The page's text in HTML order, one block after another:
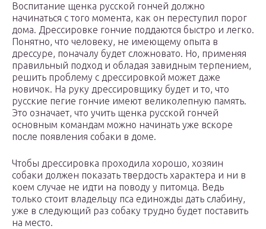
Воспитание щенка русской гончей должно
начинаться с того момента, как он переступил порог
дома. Дрессировке гончие поддаются быстро и легко.
Понятно, что человеку, не имеющему опыта в
дрессуре, поначалу будет сложновато. Но, применяя
правильный подход и обладая завидным терпением,
решить проблему с дрессировкой может даже
новичок. На руку дрессировщику будет и то, что
русские пегие гончие имеют великолепную память.
Это означает, что учить щенка русской гончей
основным командам можно начинать уже вскоре
после появления собаки в доме.
Чтобы дрессировка проходила хорошо, хозяин
собаки должен показать твердость характера и ни в
коем случае не идти на поводу у питомца. Ведь
только стоит владельцу пса единожды дать слабину,
уже в следующий раз собаку трудно будет поставить
на место.